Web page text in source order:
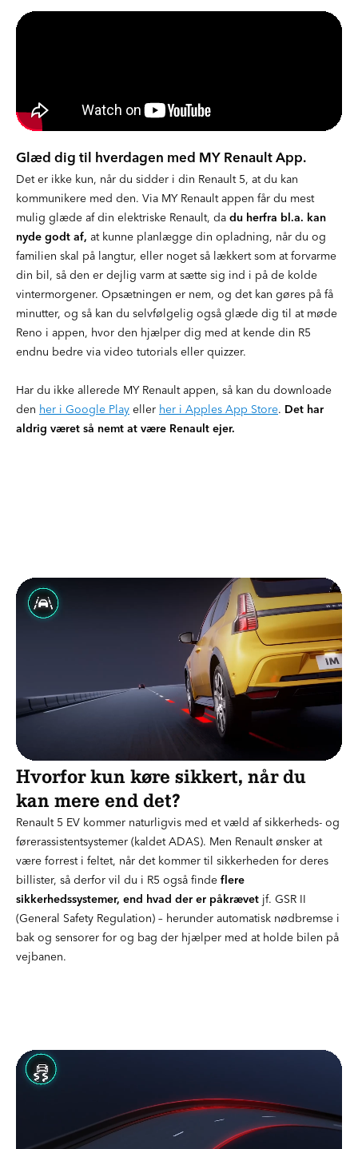
Glæd dig til hverdagen med MY Renault App.
Det er ikke kun, når du sidder i din Renault 5, at du kan
kommunikere med den. Via MY Renault appen får du mest
mulig glæde af din elektriske Renault, da du herfra bl.a. kan
nyde godt af, at kunne planlægge din opladning, når du og
familien skal på langtur, eller noget så lækkert som at forvarme
din bil, så den er dejlig varm at sætte sig ind i på de kolde
vintermorgener. Opsætningen er nem, og det kan gøres på få
minutter, og så kan du selvfølgelig også glæde dig til at møde
Reno i appen, hvor den hjælper dig med at kende din R5
endnu bedre via video tutorials eller quizzer.
Har du ikke allerede MY Renault appen, så kan du downloade
den her i Google Play eller her i Apples App Store. Det har
aldrig været så nemt at være Renault ejer.
Hvorfor kun køre sikkert, når du
kan mere end det?
Renault 5 EV kommer naturligvis med et væld af sikkerheds- og
førerassistentsystemer (kaldet ADAS). Men Renault ønsker at
være forrest i feltet, når det kommer til sikkerheden for deres
billister, så derfor vil du i R5 også finde flere
sikkerhedssystemer, end hvad der er påkrævet jf. GSR II
(General Safety Regulation) – herunder automatisk nødbremse i
bak og sensorer for og bag der hjælper med at holde bilen på
vejbanen.